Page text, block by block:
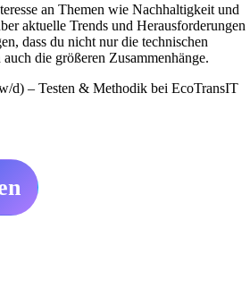
an Themen wie Nachhaltigkeit und
aktuelle Trends und Herausforderungen
dass du nicht nur die technischen
die größeren Zusammenhänge.
d) – Testen & Methodik bei EcoTransIT